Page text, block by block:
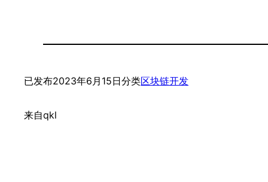
已发布2023年6月15日分类区块链开发
来自qkl